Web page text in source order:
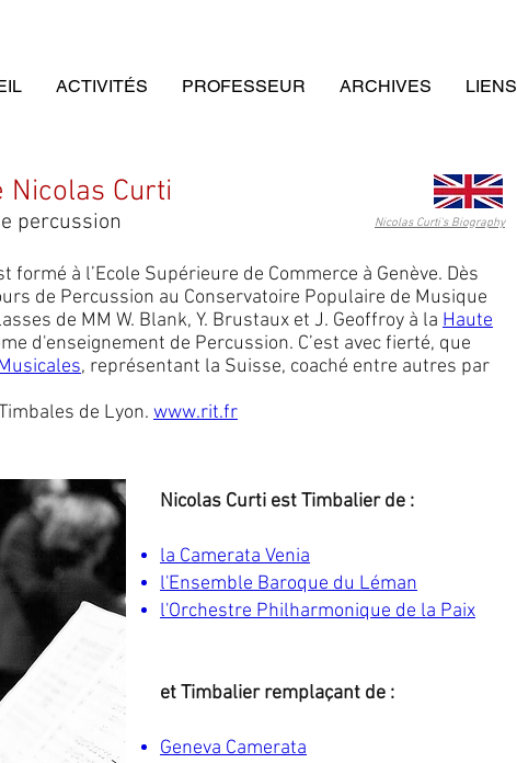
ACTIVITÉS PROFESSEUR ARCHIVES LIENS
Nicolas Curti
percussion
à l’Ecole Supérieure de Commerce à Genève. Dès
de Percussion au Conservatoire Populaire de Musique
de MM W. Blank, Y. Brustaux et J. Geoffroy à la Haute
d'enseignement de Percussion. C’est avec fierté, que
, représentant la Suisse, coaché entre autres par
de Lyon. www.rit.fr
Nicolas Curti's Biography
Nicolas Curti est Timbalier de :
la Camerata Venia
l'Ensemble Baroque du Léman
l'Orchestre Philharmonique de la Paix
et Timbalier remplaçant de :
Geneva Camerata